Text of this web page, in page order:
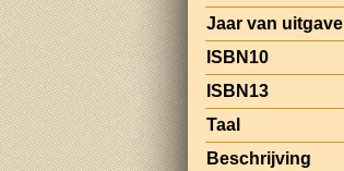
Jaar van uitgave
ISBN10
ISBN13
Taal
Beschrijving